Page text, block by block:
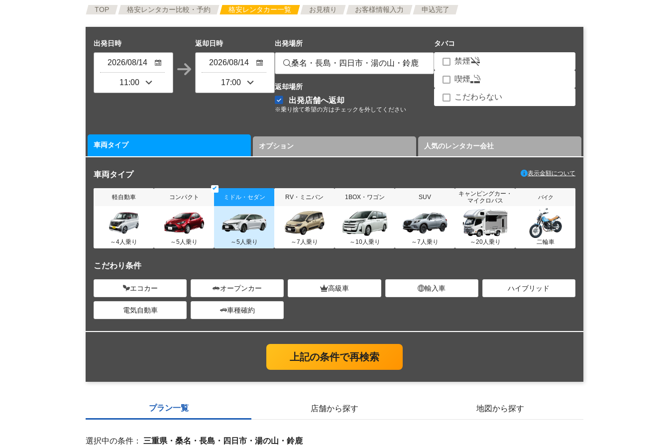
TOP 格安レンタカー比較・予約 格安レンタカー一覧 お見積り お客様情報入力 申込完了
出発日時 返却日時 出発場所
桑名・長島・四日市・湯の山・鈴鹿
返却場所
出発店舗へ返却
※乗り捨て希望の方はチェックを外してください
タバコ
禁煙
喫煙
こだわらない
車両タイプ オプション 人気のレンタカー会社
車両タイプ 表示金額について
軽自動車
～4人乗り
コンパクト
～5人乗り
ミドル・セダン
～5人乗り
RV・ミニバン
～7人乗り
1BOX・ワゴン
～10人乗り
SUV
～7人乗り
キャンピングカー・
マイクロバス
～20人乗り
バイク
二輪車
こだわり条件
エコカー オープンカー 高級車 輸入車 ハイブリッド
電気自動車 車種確約
上記の条件で再検索
プラン一覧 店舗から探す 地図から探す
選択中の条件： 三重県・桑名・長島・四日市・湯の山・鈴鹿